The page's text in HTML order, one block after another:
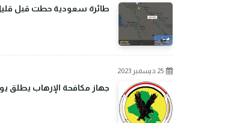
طائرة سعودية حطت قبل
25 ديسمبر 2023
جهاز مكافحة الإرهاب يطلق